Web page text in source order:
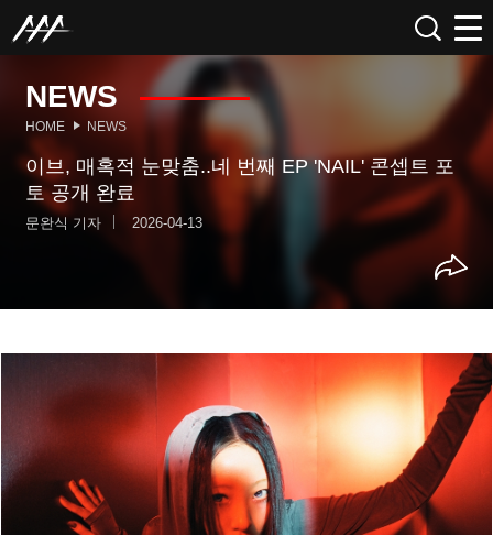
NEWS
HOME NEWS
이브, 매혹적 눈맞춤..네 번째 EP 'NAIL' 콘셉트 포
토 공개 완료
문완식 기자 2026-04-13